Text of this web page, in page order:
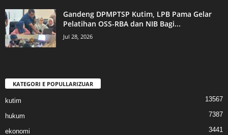
Gandeng DPMPTSP Kutim, LPB Pama Gelar
Pelatihan OSS-RBA dan NIB Bagi...
Jul 28, 2026
KATEGORI E POPULLARIZUAR
kutim 13567
hukum 7387
ekonomi 3441